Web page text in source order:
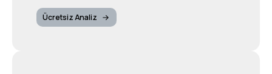
Ücretsiz Analiz